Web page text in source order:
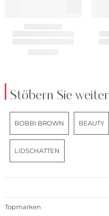
Stöbern Sie weiter
BOBBI BROWN BEAUTY
LIDSCHATTEN
Topmarken